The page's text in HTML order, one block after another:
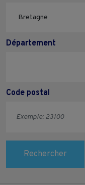
Département
Code postal
Rechercher